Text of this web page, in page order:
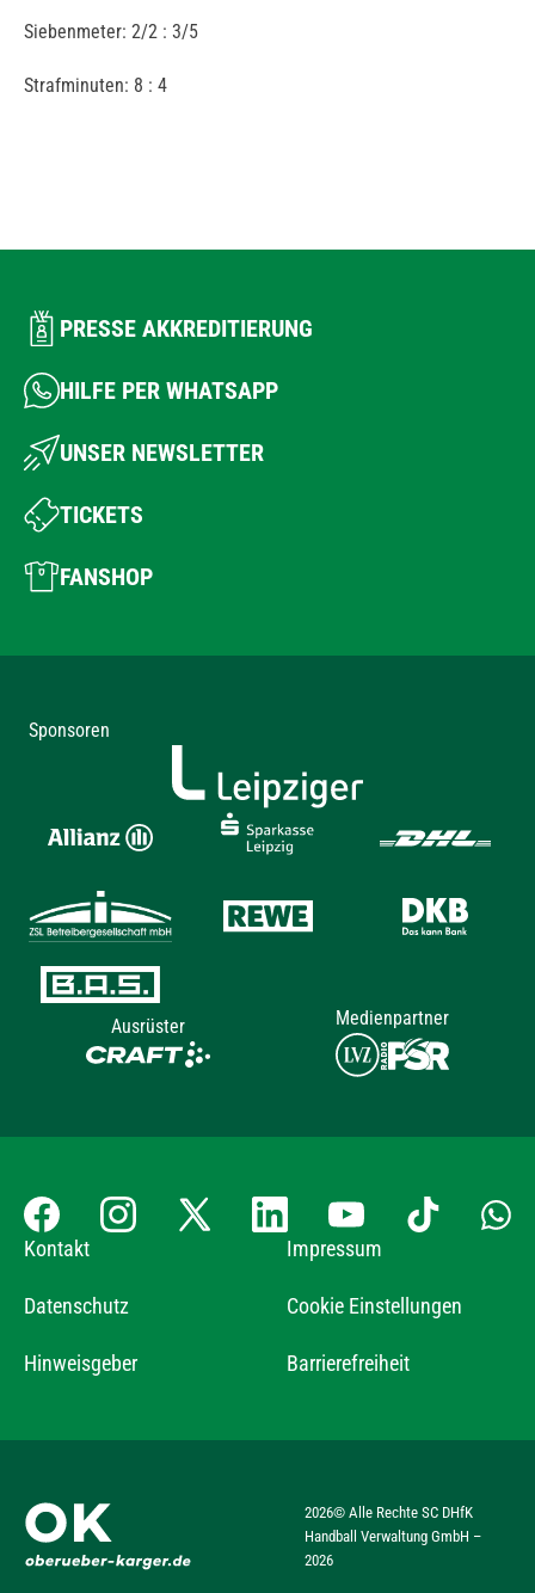
Siebenmeter: 2/2 : 3/5
Strafminuten: 8 : 4
PRESSE AKKREDITIERUNG
HILFE PER WHATSAPP
UNSER NEWSLETTER
TICKETS
FANSHOP
Sponsoren
Ausrüster Medienpartner
Kontakt Impressum
Datenschutz Cookie Einstellungen
Hinweisgeber Barrierefreiheit
2026© Alle Rechte SC DHfK
Handball Verwaltung GmbH –
2026